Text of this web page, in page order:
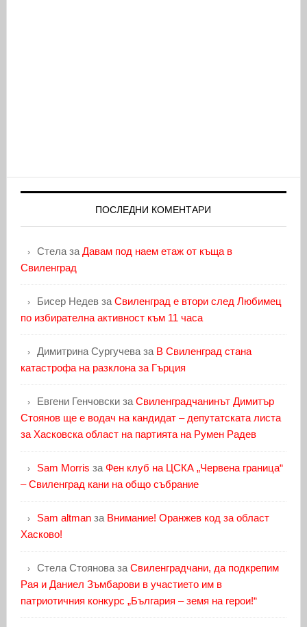
ПОСЛЕДНИ КОМЕНТАРИ
Стелаза Давам под наем етаж от къща в
Свиленград
Бисер Недевза Свиленград е втори след Любимец
по избирателна активност към 11 часа
Димитрина Сургучеваза В Свиленград стана
катастрофа на разклона за Гърция
Евгени Генчовскиза Свиленградчанинът Димитър
Стоянов ще е водач на кандидат – депутатската листа
за Хасковска област на партията на Румен Радев
Sam Morris за Фен клуб на ЦСКА „Червена граница“
– Свиленград кани на общо събрание
Sam altmanза Внимание! Оранжев код за област
Хасково!
Стела Стояноваза Свиленградчани, да подкрепим
Рая и Даниел Зъмбарови в участието им в
патриотичния конкурс „България – земя на герои!“